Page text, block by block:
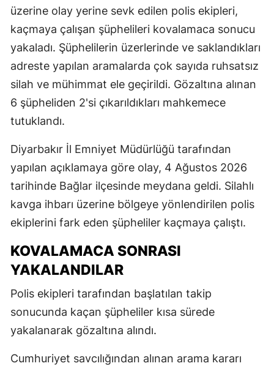
üzerine olay yerine sevk edilen polis ekipleri,
kaçmaya çalışan şüphelileri kovalamaca sonucu
yakaladı. Şüphelilerin üzerlerinde ve saklandıkları
adreste yapılan aramalarda çok sayıda ruhsatsız
silah ve mühimmat ele geçirildi. Gözaltına alınan
6 şüpheliden 2'si çıkarıldıkları mahkemece
tutuklandı.
Diyarbakır İl Emniyet Müdürlüğü tarafından
yapılan açıklamaya göre olay, 4 Ağustos 2026
tarihinde Bağlar ilçesinde meydana geldi. Silahlı
kavga ihbarı üzerine bölgeye yönlendirilen polis
ekiplerini fark eden şüpheliler kaçmaya çalıştı.
KOVALAMACA SONRASI
YAKALANDILAR
Polis ekipleri tarafından başlatılan takip
sonucunda kaçan şüpheliler kısa sürede
yakalanarak gözaltına alındı.
Cumhuriyet savcılığından alınan arama kararı